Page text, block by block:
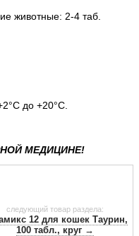
животные: 2-4 таб.
до +20°С.
МЕДИЦИНЕ!
следующий товар раздела:
12 для кошек Таурин,
100 табл., круг →